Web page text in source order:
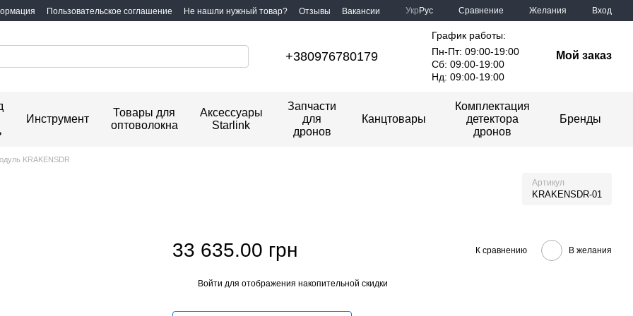
Пользовательское соглашение Не нашли нужный товар? Отзывы Вакансии Укр Рус Сравнение Желания Вход
+380976780179
График работы:
Пн-Пт: 09:00-19:00
Сб: 09:00-19:00
Нд: 09:00-19:00
Мой заказ
Инструмент
Товары для
оптоволокна
Аксессуары
Starlink
Запчасти
для
дронов
Канцтовары
Комплектация
детектора
дронов
Бренды
KRAKENSDR
Артикул
KRAKENSDR-01
33 635.00 грн К сравнению В желания
Войти для отображения накопительной скидки